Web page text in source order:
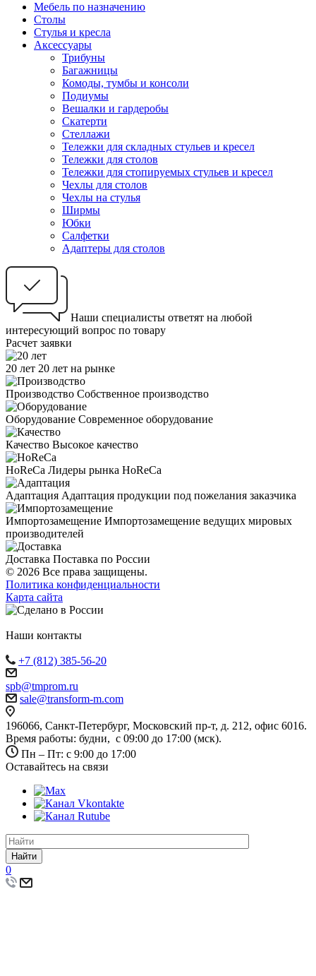
Мебель по назначению
Столы
Стулья и кресла
Аксессуары
Трибуны
Багажницы
Комоды, тумбы и консоли
Подиумы
Вешалки и гардеробы
Скатерти
Стеллажи
Тележки для складных стульев и кресел
Тележки для столов
Тележки для стопируемых стульев и кресел
Чехлы для столов
Чехлы на стулья
Ширмы
Юбки
Салфетки
Адаптеры для столов
Наши специалисты ответят на любой
интересующий вопрос по товару
Расчет заявки
20 лет 20 лет на рынке
Производство Собственное производство
Оборудование Современное оборудование
Качество Высокое качество
HoReCa Лидеры рынка HoReCa
Адаптация Адаптация продукции под пожелания заказчика
Импортозамещение Импортозамещение ведущих мировых
производителей
Доставка Поставка по России
© 2026 Все права защищены.
Политика конфиденциальности
Карта сайта
Наши контакты
+7 (812) 385-56-20
spb@tmprom.ru
sale@transform-m.com
196066, Санкт-Петербург, Московский пр-т, д. 212, офис 6016.
Время работы: будни, с 09:00 до 17:00 (мск).
Пн – Пт: с 9:00 до 17:00
Оставайтесь на связи
Найти
0